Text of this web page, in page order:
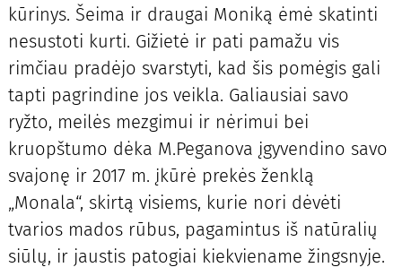
kūrinys. Šeima ir draugai Moniką ėmė skatinti
nesustoti kurti. Gižietė ir pati pamažu vis
rimčiau pradėjo svarstyti, kad šis pomėgis gali
tapti pagrindine jos veikla. Galiausiai savo
ryžto, meilės mezgimui ir nėrimui bei
kruopštumo dėka M.Peganova įgyvendino savo
svajonę ir 2017 m. įkūrė prekės ženklą
„Monala“, skirtą visiems, kurie nori dėvėti
tvarios mados rūbus, pagamintus iš natūralių
siūlų, ir jaustis patogiai kiekviename žingsnyje.